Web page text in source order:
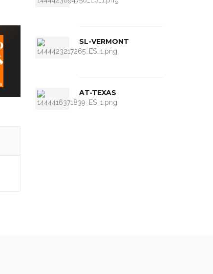
SL-VERMONT
AT-TEXAS